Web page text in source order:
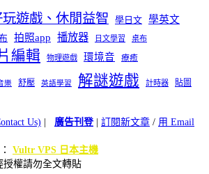
玩遊戲、休閒益智 學日文 學英文
拍照app 播放器 日文學習 桌布
編輯 物理遊戲 環境音 療癒
樂 舒壓 英語學習 解謎遊戲 計時器
貼圖
Us) 廣告刊登| 訂閱新文章 / 用 Email
Vultr VPS 日本主機
授權請勿全文轉貼